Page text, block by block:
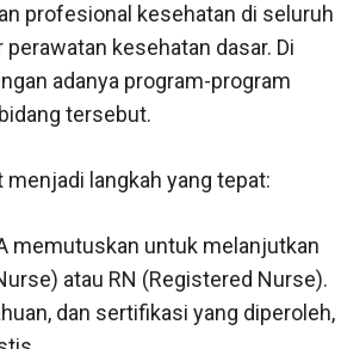
profesional kesehatan di seluruh
kesehatan dasar. Di
adanya program-program
tersebut.
menjadi langkah yang tepat:
memutuskan untuk melanjutkan
atau RN (Registered Nurse).
dan sertifikasi yang diperoleh,